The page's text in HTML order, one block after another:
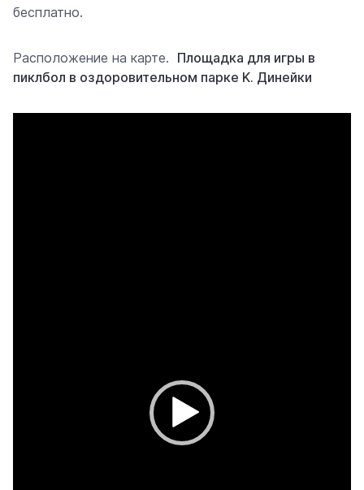
бесплатно.
Расположение на карте. Площадка для игры в
пиклбол в оздоровительном парке K. Динейки